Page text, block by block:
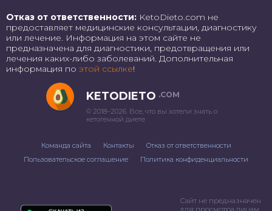
Отказ от ответственности: KetoDieto.com не
предоставляет медицинские консультации, диагностику
или лечение. Информация на этом сайте не
предназначена для диагностики, предотвращения или
лечения каких-либо заболеваний. Дополнительная
информация по этой ссылке!
KETODIETO .COM
© 2018–2026. Все, что вы хотели знать о
кетогенной диете
Команда сайта Контакты
Отказ от ответственности
Пользовательское соглашение
Политика конфиденциальности
Сайт не предназначен
для просмотра лицам